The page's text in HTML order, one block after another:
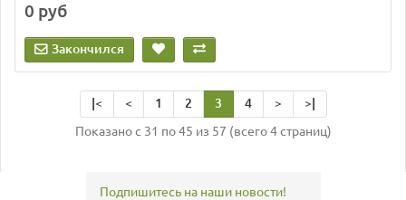
0 руб
Закончился
|< < 1 2 3 4 >
>|
Показано с 31 по 45 из 57 (всего 4 страниц)
Подпишитесь на наши новости!